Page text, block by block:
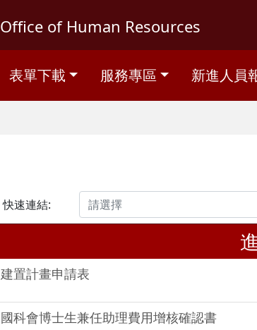
Office of Human Resources
表單下載 服務專區 新進人員
快速連結:
建置計畫申請表
國科會博士生兼任助理費用增核確認書